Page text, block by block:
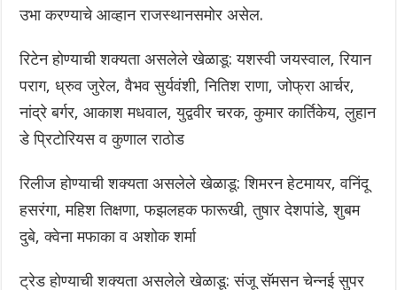
उभा करण्याचे आव्हान राजस्थानसमोर असेल.
रिटेन होण्याची शक्यता असलेले खेळाडू: यशस्वी जयस्वाल, रियान
पराग, ध्रुव जुरेल, वैभव सुर्यवंशी, नितिश राणा, जोफ्रा आर्चर,
नांद्रे बर्गर, आकाश मधवाल, युद्ववीर चरक, कुमार कार्तिकेय, लुहान
डे प्रिटोरियस व कुणाल राठोड
रिलीज होण्याची शक्यता असलेले खेळाडू: शिमरन हेटमायर, वनिंदू
हसरंगा, महिश तिक्षणा, फझलहक फारूखी, तुषार देशपांडे, शुबम
दुबे, क्वेना मफाका व अशोक शर्मा
ट्रेड होण्याची शक्यता असलेले खेळाडू: संजू सॅमसन चेन्नई सुपर